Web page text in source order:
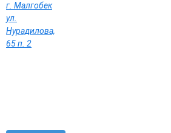
г. Малгобек
ул.
Нурадилова,
65 п. 2